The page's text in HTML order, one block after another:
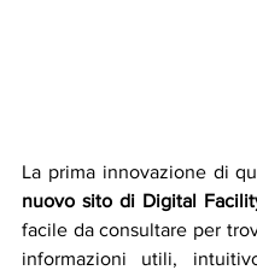
La prima innovazione di
nuovo sito di Digital
facile da consultare per
informazioni utili,